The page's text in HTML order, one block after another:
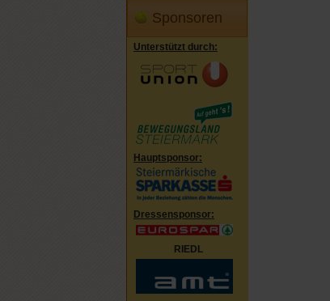
Sponsoren
Unterstützt durch:
Hauptsponsor:
Dressensponsor:
RIEDL